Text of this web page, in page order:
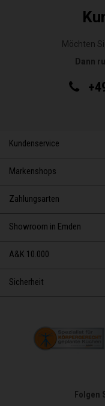
Möchten
Dann
Kundenservice
Markenshops
Zahlungsarten
Showroom in Emden
A&K 10.000
Sicherheit
Folgen